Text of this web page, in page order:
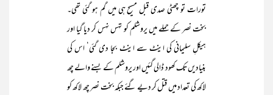
تورات تو چھٹی صدی قبل مسیح ہی میں گم ہو گئی تھی۔
بخت نصر کے حملے میں یروشلم کو تہس نہس کر دیا گیا اور
ہیکلِ سلیمانی کی اینٹ سے اینٹ بجا دی گئی‘ اس کی
بنیادیں تک کھود ڈالی گئیں اور یروشلم کے بسنے والے چھ
لاکھ کی تعداد میں قتل کر دیے گئے جبکہ بخت نصر چھ لاکھ کو